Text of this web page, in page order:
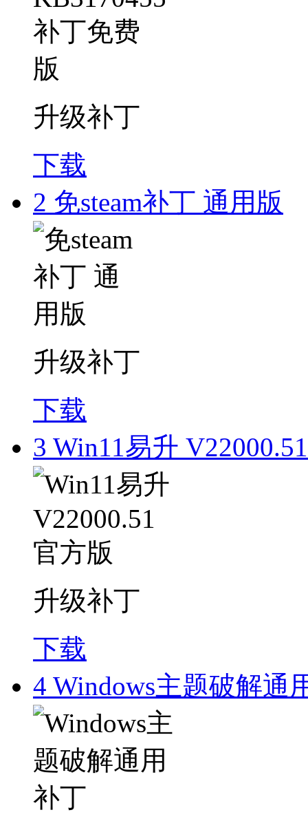
升级补丁
下载
2 免steam补丁 通用版
升级补丁
下载
3 Win11易升
升级补丁
下载
4 Windows主题破解通